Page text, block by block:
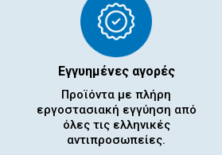
Εγγυημένες αγορές
Προϊόντα με πλήρη
εργοστασιακή εγγύηση από
όλες τις ελληνικές
αντιπροσωπείες.